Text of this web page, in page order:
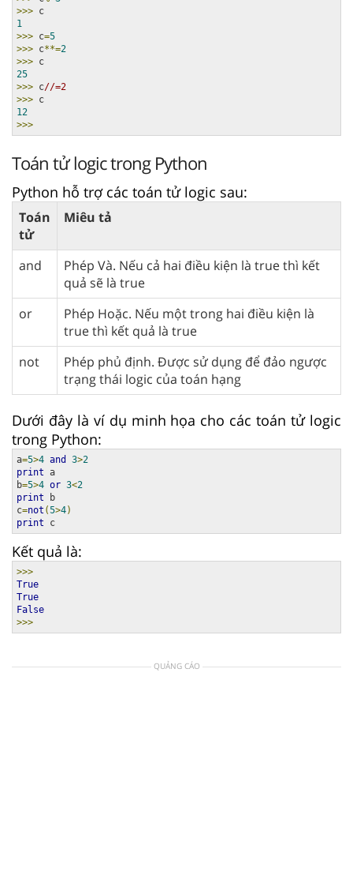
>>>
1
>>> c=5
>>> c**=2
>>>
25
>>> c//=2
>>>
12
>>>
Toán tử logic trong Python
Python hỗ trợ các toán tử logic sau:
Toán
tử
Miêu tả
and
Phép Và. Nếu cả hai điều kiện là true thì kết
quả sẽ là true
or
Phép Hoặc. Nếu một trong hai điều kiện là
true thì kết quả là true
not
Phép phủ định. Được sử dụng để đảo ngược
trạng thái logic của toán hạng
Dưới đây là ví dụ minh họa cho các toán tử logic
trong Python:
a=5>4 and 3>2
print a
b=5>4 or 3<2
print b
c=not (5>4)
print c
Kết quả là:
>>>
True
True
False
>>>
QUẢNG CÁO